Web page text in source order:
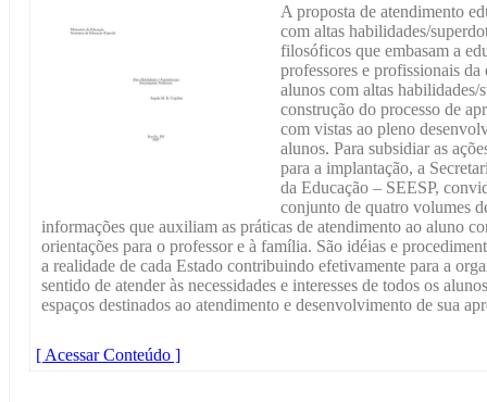
A proposta de atendimento
com altas habilidades/
filosóficos que embasam a
professores e profissionais
alunos com altas
construção do processo de
com vistas ao pleno
alunos. Para subsidiar as
para a implantação, a
da Educação – SEESP,
conjunto de quatro volumes
informações que auxiliam as práticas de atendimento ao aluno
orientações para o professor e à família. São idéias e
a realidade de cada Estado contribuindo efetivamente para a
sentido de atender às necessidades e interesses de todos os
espaços destinados ao atendimento e desenvolvimento de sua
[ Acessar Conteúdo ]